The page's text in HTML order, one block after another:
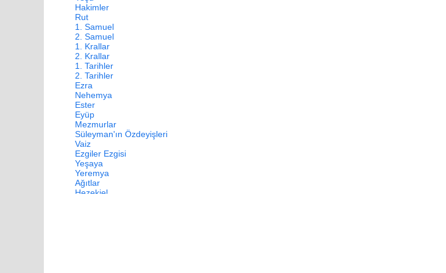
Hakimler
Rut
1. Samuel
2. Samuel
1. Krallar
2. Krallar
1. Tarihler
2. Tarihler
Ezra
Nehemya
Ester
Eyüp
Mezmurlar
Süleyman'ın Özdeyişleri
Vaiz
Ezgiler Ezgisi
Yeşaya
Yeremya
Ağıtlar
Hezekiel